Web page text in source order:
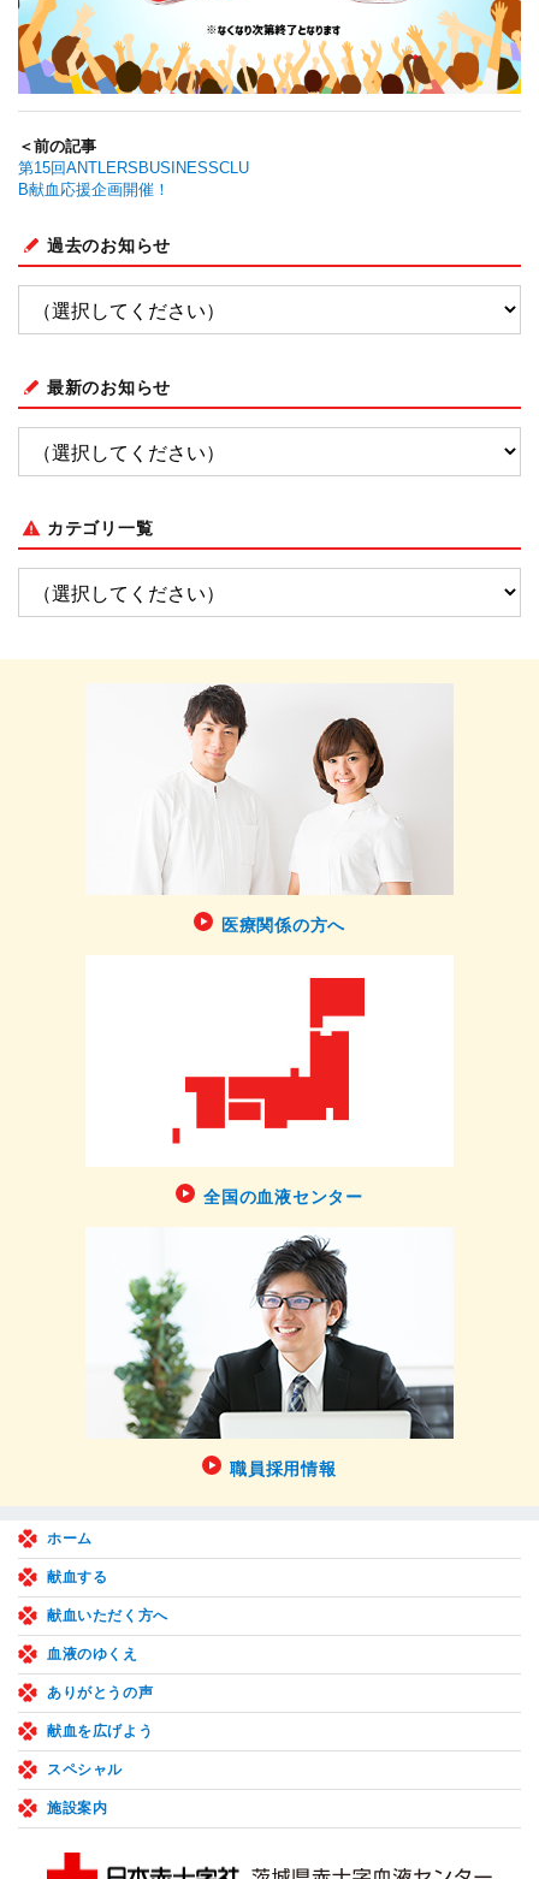
＜前の記事
第15回ANTLERSBUSINESSCLU
B献血応援企画開催！
過去のお知らせ
最新のお知らせ
カテゴリ一覧
医療関係の方へ
全国の血液センター
職員採用情報
ホーム
献血する
献血いただく方へ
血液のゆくえ
ありがとうの声
献血を広げよう
スペシャル
施設案内